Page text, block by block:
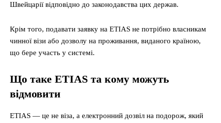
Швейцарії відповідно до законодавства цих держав.
Крім того, подавати заявку на ETIAS не потрібно власникам
чинної візи або дозволу на проживання, виданого країною,
що бере участь у системі.
Що таке ETIAS та кому можуть
відмовити
ETIAS — це не віза, а електронний дозвіл на подорож, який